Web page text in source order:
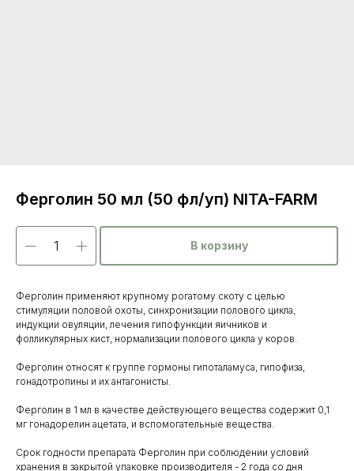
Ферголин 50 мл (50 фл/уп) NITA-FARM
В корзину
Ферголин применяют крупному рогатому скоту с целью
стимуляции половой охоты, синхронизации полового цикла,
индукции овуляции, лечения гипофункции яичников и
фолликулярных кист, нормализации полового цикла у коров.
Ферголин относят к группе гормоны гипоталамуса, гипофиза,
гонадотропины и их антагонисты.
Ферголин в 1 мл в качестве действующего вещества содержит 0,1
мг гонадорелин ацетата, и вспомогательные вещества.
Срок годности препарата Ферголин при соблюдении условий
хранения в закрытой упаковке производителя - 2 года со дня
Каталог
товаров
Корма, кормовые добавки